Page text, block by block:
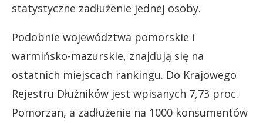
statystyczne zadłużenie jednej osoby.
Podobnie województwa pomorskie i
warmińsko-mazurskie, znajdują się na
ostatnich miejscach rankingu. Do Krajowego
Rejestru Dłużników jest wpisanych 7,73 proc.
Pomorzan, a zadłużenie na 1000 konsumentów